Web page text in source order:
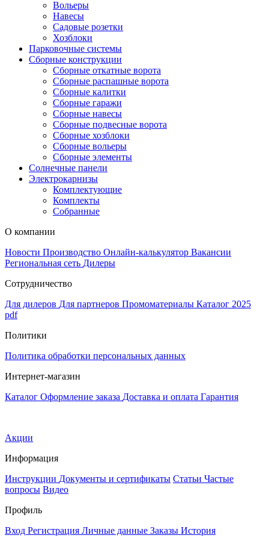
Вольеры
Навесы
Садовые розетки
Хозблоки
Парковочные системы
Сборные конструкции
Сборные откатные ворота
Сборные распашные ворота
Сборные калитки
Сборные гаражи
Сборные навесы
Сборные подвесные ворота
Сборные хозблоки
Сборные вольеры
Сборные элементы
Солнечные панели
Электрокарнизы
Комплектующие
Комплекты
Собранные
О компании
Новости Производство Онлайн-калькулятор Вакансии
Региональная сеть Дилеры
Сотрудничество
Для дилеров Для партнеров Промоматериалы Каталог 2025
pdf
Политики
Политика обработки персональных данных
Интернет-магазин
Каталог Оформление заказа Доставка и оплата Гарантия
Акции
Информация
Инструкции Документы и сертификаты Статьи Частые
вопросы Видео
Профиль
Вход Регистрация Личные данные Заказы История